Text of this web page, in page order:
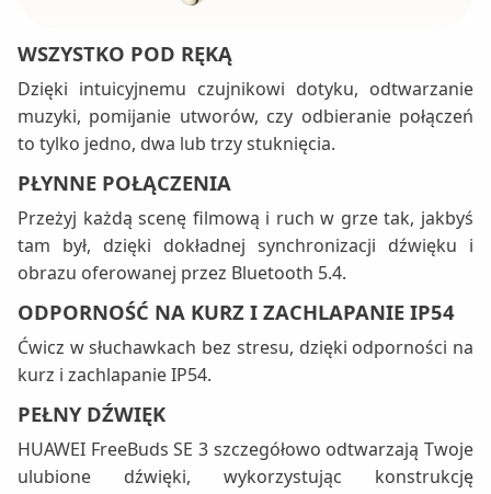
WSZYSTKO POD RĘKĄ
Dzięki intuicyjnemu czujnikowi dotyku, odtwarzanie
muzyki, pomijanie utworów, czy odbieranie połączeń
to tylko jedno, dwa lub trzy stuknięcia.
PŁYNNE POŁĄCZENIA
Przeżyj każdą scenę filmową i ruch w grze tak, jakbyś
tam był, dzięki dokładnej synchronizacji dźwięku i
obrazu oferowanej przez Bluetooth 5.4.
ODPORNOŚĆ NA KURZ I ZACHLAPANIE IP54
Ćwicz w słuchawkach bez stresu, dzięki odporności na
kurz i zachlapanie IP54.
PEŁNY DŹWIĘK
HUAWEI FreeBuds SE 3 szczegółowo odtwarzają Twoje
ulubione dźwięki, wykorzystując konstrukcję